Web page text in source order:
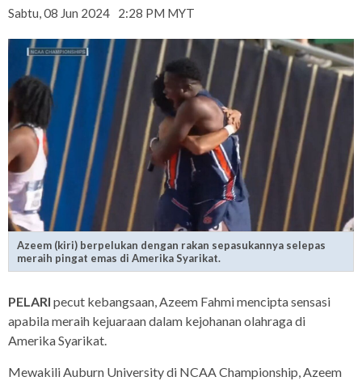
Sabtu, 08 Jun 2024 2:28 PM MYT
Azeem (kiri) berpelukan dengan rakan sepasukannya selepas
meraih pingat emas di Amerika Syarikat.
PELARI pecut kebangsaan, Azeem Fahmi mencipta sensasi
apabila meraih kejuaraan dalam kejohanan olahraga di
Amerika Syarikat.
Mewakili Auburn University di NCAA Championship, Azeem